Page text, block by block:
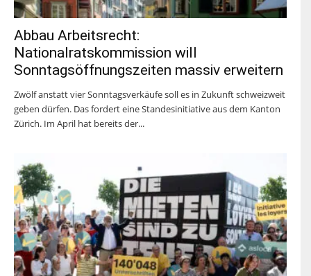
Abbau Arbeitsrecht:
Nationalratskommission will
Sonntagsöffnungszeiten massiv erweitern
Zwölf anstatt vier Sonntagsverkäufe soll es in Zukunft schweizweit
geben dürfen. Das fordert eine Standesinitiative aus dem Kanton
Zürich. Im April hat bereits der...